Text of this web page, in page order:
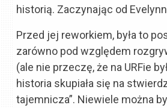
historią. Zaczynając od
Przed jej reworkiem, była to
zarówno pod względem
(ale nie przeczę, że na URFie
historia skupiała się na
tajemnicza”. Niewiele można